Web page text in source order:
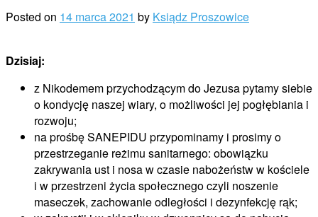
Posted on 14 marca 2021 by Ksiądz Proszowice
Dzisiaj:
z Nikodemem przychodzącym do Jezusa pytamy siebie
o kondycję naszej wiary, o możliwości jej pogłębiania i
rozwoju;
na prośbę SANEPIDU przypominamy i prosimy o
przestrzeganie reżimu sanitarnego: obowiązku
zakrywania ust i nosa w czasie nabożeństw w kościele
i w przestrzeni życia społecznego czyli noszenie
maseczek, zachowanie odległości i dezynfekcję rąk;